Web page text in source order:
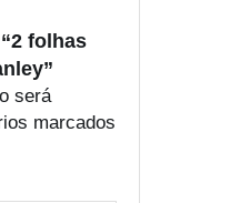
folhas
será
marcados